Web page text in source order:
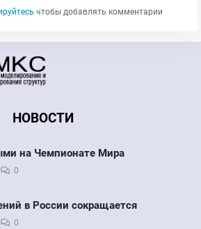
чтобы добавлять комментарии
НОВОСТИ
на Чемпионате Мира
0
в России сокращается
0